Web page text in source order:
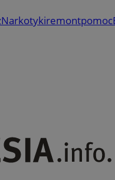
Narkotykiremontpomoc